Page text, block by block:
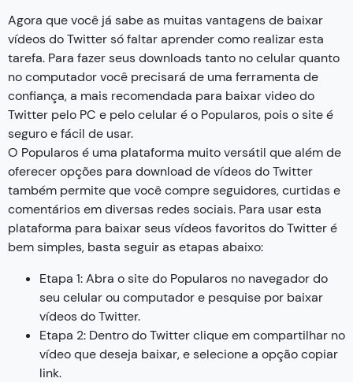
Agora que você já sabe as muitas vantagens de baixar
vídeos do Twitter só faltar aprender como realizar esta
tarefa. Para fazer seus downloads tanto no celular quanto
no computador você precisará de uma ferramenta de
confiança, a mais recomendada para baixar video do
Twitter pelo PC e pelo celular é o Popularos, pois o site é
seguro e fácil de usar.
O Popularos é uma plataforma muito versátil que além de
oferecer opções para download de vídeos do Twitter
também permite que você compre seguidores, curtidas e
comentários em diversas redes sociais. Para usar esta
plataforma para baixar seus vídeos favoritos do Twitter é
bem simples, basta seguir as etapas abaixo:
Etapa 1: Abra o site do Popularos no navegador do
seu celular ou computador e pesquise por baixar
vídeos do Twitter.
Etapa 2: Dentro do Twitter clique em compartilhar no
vídeo que deseja baixar, e selecione a opção copiar
link.